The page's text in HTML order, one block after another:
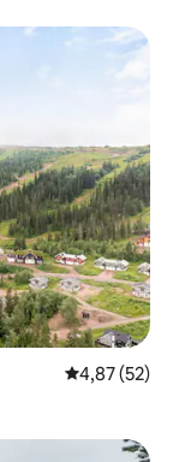
4,87 av 5 i
4,87 (52)